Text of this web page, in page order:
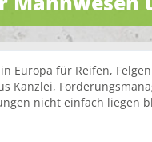
Europa für Reifen,
Kanzlei,
nicht einfach liegen